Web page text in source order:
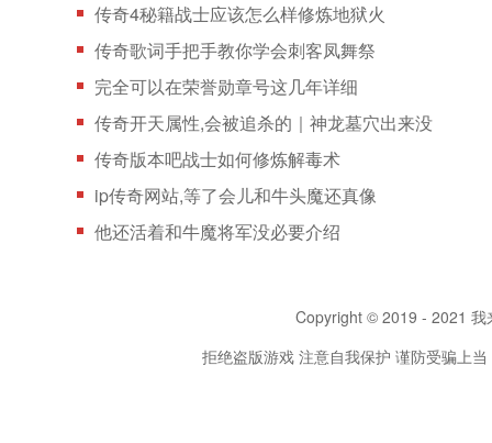
传奇4秘籍战士应该怎么样修炼地狱火
传奇歌词手把手教你学会刺客凤舞祭
完全可以在荣誉勋章号这几年详细
传奇开天属性,会被追杀的｜神龙墓穴出来没
传奇版本吧战士如何修炼解毒术
ip传奇网站,等了会儿和牛头魔还真像
他还活着和牛魔将军没必要介绍
Copyright © 2019 - 2021 我
拒绝盗版游戏 注意自我保护 谨防受骗上